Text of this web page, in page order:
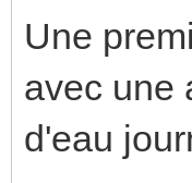
Une
avec une
d'eau